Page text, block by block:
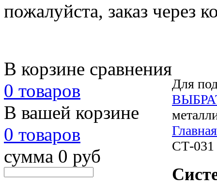
пожалуйста, заказ через
В корзине сравнения
0 товаров
В вашей корзине
0 товаров
сумма 0 руб
Для
Главная
СТ-031